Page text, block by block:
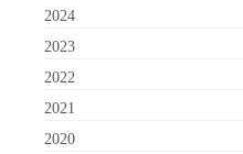
2024
2023
2022
2021
2020